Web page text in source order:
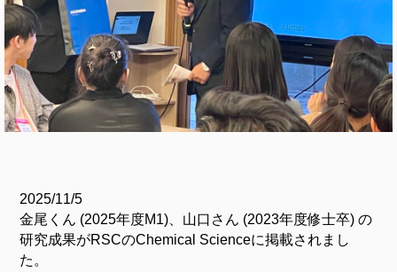
2025/11/5
金尾くん (2025年度M1)、山口さん (2023年度修士卒) の
研究成果がRSCのChemical Scienceに掲載されまし
た。